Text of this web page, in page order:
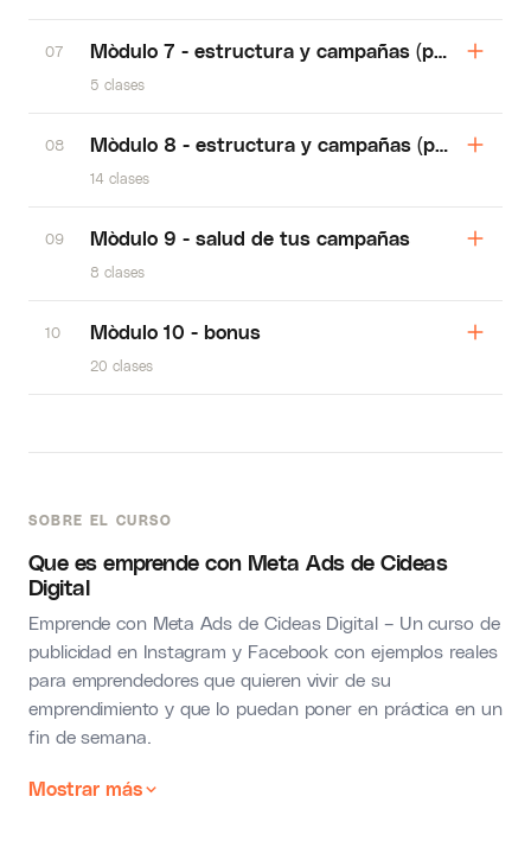
SOBRE EL CURSO
Que es emprende con Meta Ads de Cideas
Digital
Emprende con Meta Ads de Cideas Digital – Un curso de
publicidad en Instagram y Facebook con ejemplos reales
para emprendedores que quieren vivir de su
emprendimiento y que lo puedan poner en práctica en un
fin de semana.
Mostrar más
07 Mòdulo 7 - estructura y campañas (parte 1)
5 clases
08 Mòdulo 8 - estructura y campañas (parte 2)
14 clases
09 Mòdulo 9 - salud de tus campañas
8 clases
10 Mòdulo 10 - bonus
20 clases